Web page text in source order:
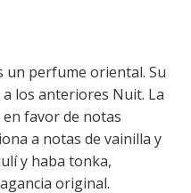
un perfume oriental. Su
los anteriores Nuit. La
favor de notas
a notas de vainilla y
y haba tonka,
original.